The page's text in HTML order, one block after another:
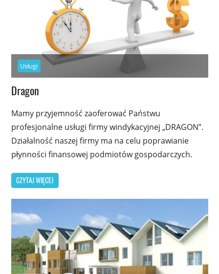
Usługi
Dragon
Mamy przyjemność zaoferować Państwu
profesjonalne usługi firmy windykacyjnej „DRAGON”.
Działalność naszej firmy ma na celu poprawianie
płynności finansowej podmiotów gospodarczych.
CZYTAJ WIĘCEJ